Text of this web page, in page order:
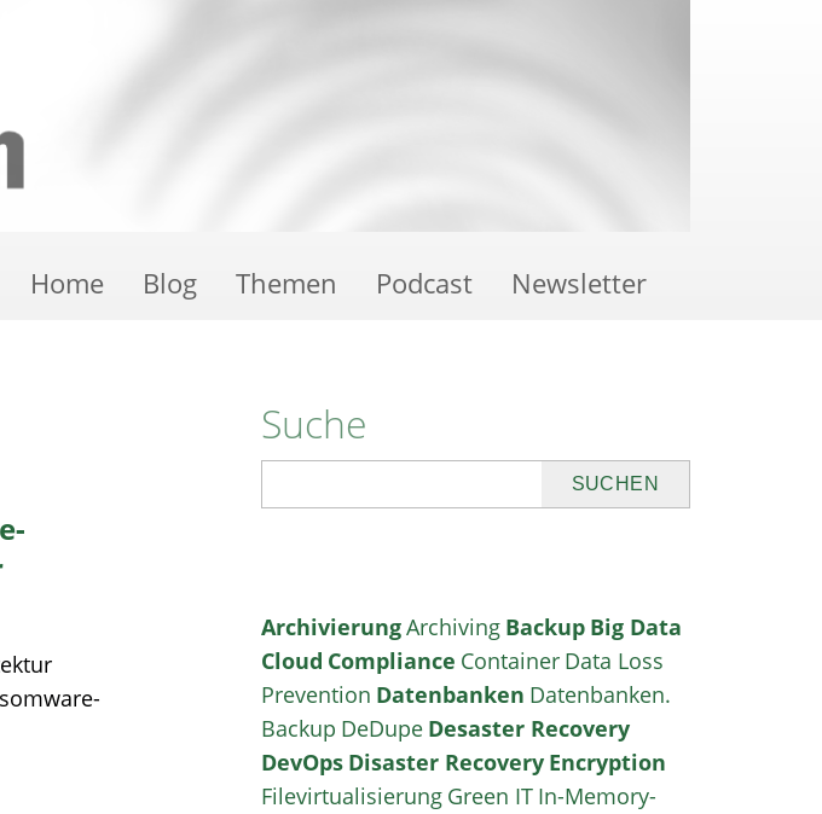
Home Blog Themen Podcast Newsletter
Suche
ArchivierungArchiving Backup Big Data
Cloud Compliance Container Data Loss
Prevention Datenbanken Datenbanken.
Backup DeDupe Desaster Recovery
DevOps Disaster Recovery Encryption
Filevirtualisierung Green IT In-Memory-